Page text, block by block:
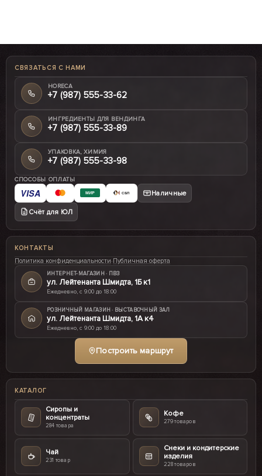
СВЯЗАТЬСЯ С НАМИ
HORECA
+7 (987) 555-33-62
ИНГРЕДИЕНТЫ ДЛЯ ВЕНДИНГА
+7 (987) 555-33-89
УПАКОВКА, ХИМИЯ
+7 (987) 555-33-98
СПОСОБЫ ОПЛАТЫ
VISA МИР СБП Наличные
Счёт для ЮЛ
КОНТАКТЫ
Политика конфиденциальности·Публичная оферта
ИНТЕРНЕТ-МАГАЗИН · ПВЗ
ул. Лейтенанта Шмидта, 1Б к1
Ежедневно, с 9:00 до 18:00
РОЗНИЧНЫЙ МАГАЗИН · ВЫСТАВОЧНЫЙ ЗАЛ
ул. Лейтенанта Шмидта, 1А к4
Ежедневно, с 9:00 до 18:00
Построить маршрут
КАТАЛОГ
Сиропы и
концентраты
284 товара
Кофе
279 товаров
Чай
231 товар
Снеки и кондитерские
изделия
228 товаров